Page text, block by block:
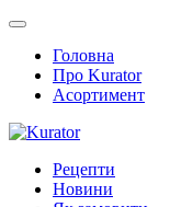
Головна
Про Kurator
Асортимент
Рецепти
Новини